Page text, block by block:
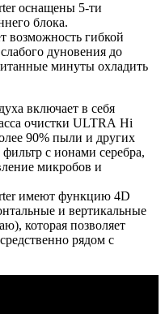
оснащены 5-ти
блока.
возможность гибкой
дуновения до
минуты охладить
включает в себя
очистки ULTRA Hi
90% пыли и других
с ионами серебра,
микробов и
имеют функцию 4D
и вертикальные
которая позволяет
рядом с